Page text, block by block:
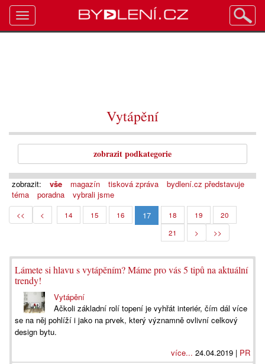
Vytápění
zobrazit podkategorie
zobrazit: vše magazín tisková zpráva
bydlení.cz představuje
téma
poradna vybrali jsme
<< < 14 15 16 17 18 19
20
21
> >>
Lámete si hlavu s vytápěním? Máme pro vás 5 tipů na aktuální
trendy!
Vytápění
Ačkoli základní rolí topení je vyhřát interiér, čím dál více
se na něj pohlíží i jako na prvek, který významně ovlivní celkový
design bytu.
více... 24.04.2019 | PR
Toggle
navigation